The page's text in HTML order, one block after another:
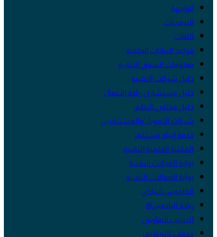
الواجهة
البرمجيات
اللغات
قواعد البيانات العلمية
معلومات السوق التجارية
دليل شركات التقنية
دليل مستشاري ريادة الأعمال
دليل محللي النظم
شركات التمويل والمستثمرين
خدمة إيجاد مستثمر
المكتبة العلمية التقنية
بوابة المجلات التقنية
بوابة المقالات التقنية
القاموس الريادي
ريادة اليافعين®
التدريب التعاوني
خدمات التوظيف